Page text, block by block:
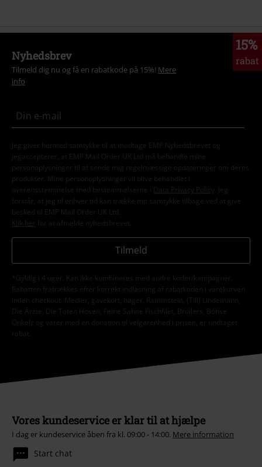
15%
rabat
Nyhedsbrev
Tilmeld dig nu og få en rabatkode på 15%! Mere
info
Jeg giver hermed samtykke til at modtage EMP Nyhedsbrevet og
jegaccepterer, at EMP Mail Order UK Ltd må behandle mine
personoplysninger til at sende mig regelmæssige opdateringer om deres
produkter. Mine personoplysninger vil blive behandlet i
overensstemmelse med bestemmelserne i
Data Privacy Policy
. Jeg
forstår, at jeg til enhver tid kan trække mit samtykke tilbage ved at give
besked til EMP Mail Order UK Ltd.
Klik her
for at afmelde nyhedsbrevet.
Tilmeld
*Gyldig i 4 uger. Kan ikke kombineres med andre koder/kampagner.
Rabatten fratrækkes efter korrekt indløsning af rabatkoden i varekurven
inden checkout. Medier, gavekort, bøger, Rammstein, (Till) Lindemann,
Die Ärzte, Die Toten Hosen, Feine Sahne Fischfilet, Broilers, Böhse
Onkelz og varer med en donation til velgørenhed i prisen, er undtaget
rabat.
Vores kundeservice er klar til at hjælpe
I dag er kundeservice åben fra kl. 09:00 - 14:00. Mere information
Start chat